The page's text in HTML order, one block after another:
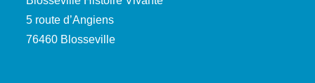
5 route d’Angiens
76460 Blosseville